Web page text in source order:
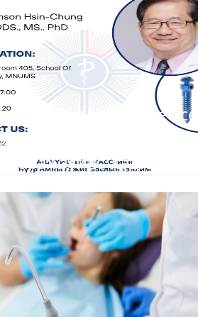
Anchorage Devices
ийн эмнэлзүйн
зүйлс” сэдэвт
хосолсон сургалтад
урьж байна